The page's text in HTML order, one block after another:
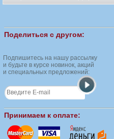
Поделиться с другом:
Подпишитесь на нашу рассылку
и будьте в курсе новинок, акций
и специальных предложений:
Принимаем к оплате: